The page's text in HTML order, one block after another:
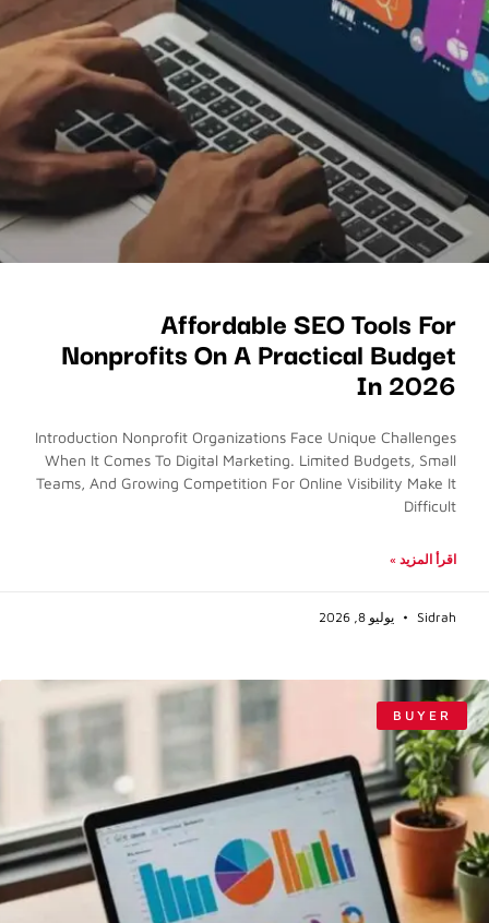
Affordable SEO Tools For
Nonprofits On A Practical Budget
In 2026
Introduction Nonprofit Organizations Face Unique Challenges
When It Comes To Digital Marketing. Limited Budgets, Small
Teams, And Growing Competition For Online Visibility Make It
Difficult
اقرأ المزيد »
Sidrah يوليو 8, 2026
BUYER